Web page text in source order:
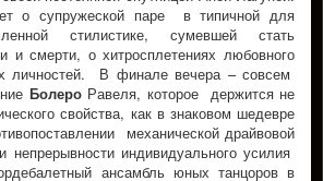
о супружеской паре в типичной для
стилистике, сумевшей стать
и смерти, о хитросплетениях любовного
личностей. В финале вечера – совсем
БолероРавеля, которое держится не
свойства, как в знаковом шедевре
механической драйвовой
непрерывности индивидуального усилия
ансамбль юных танцоров в